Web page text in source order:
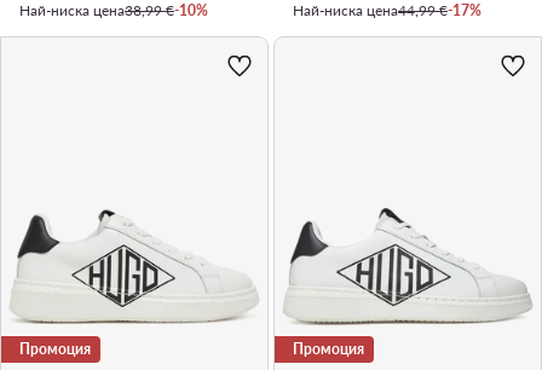
Най-ниска цена38,99 €-10%
Най-ниска цена44,99 €-17%
Промоция Промоция